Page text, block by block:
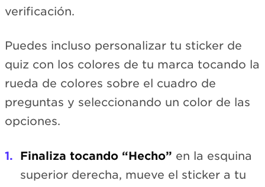
verificación.
Puedes incluso personalizar tu sticker de
quiz con los colores de tu marca tocando la
rueda de colores sobre el cuadro de
preguntas y seleccionando un color de las
opciones.
Finaliza tocando “Hecho” en la esquina
superior derecha, mueve el sticker a tu